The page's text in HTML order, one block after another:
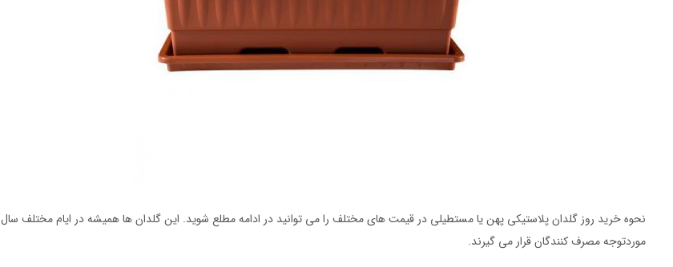
نحوه خرید روز گلدان پلاستیکی پهن یا مستطیلی در قیمت های مختلف را می توانید در ادامه مطلع شوید. این گلدان ها همیشه در ایام مختلف سال
موردتوجه مصرف کنندگان قرار می گیرند.